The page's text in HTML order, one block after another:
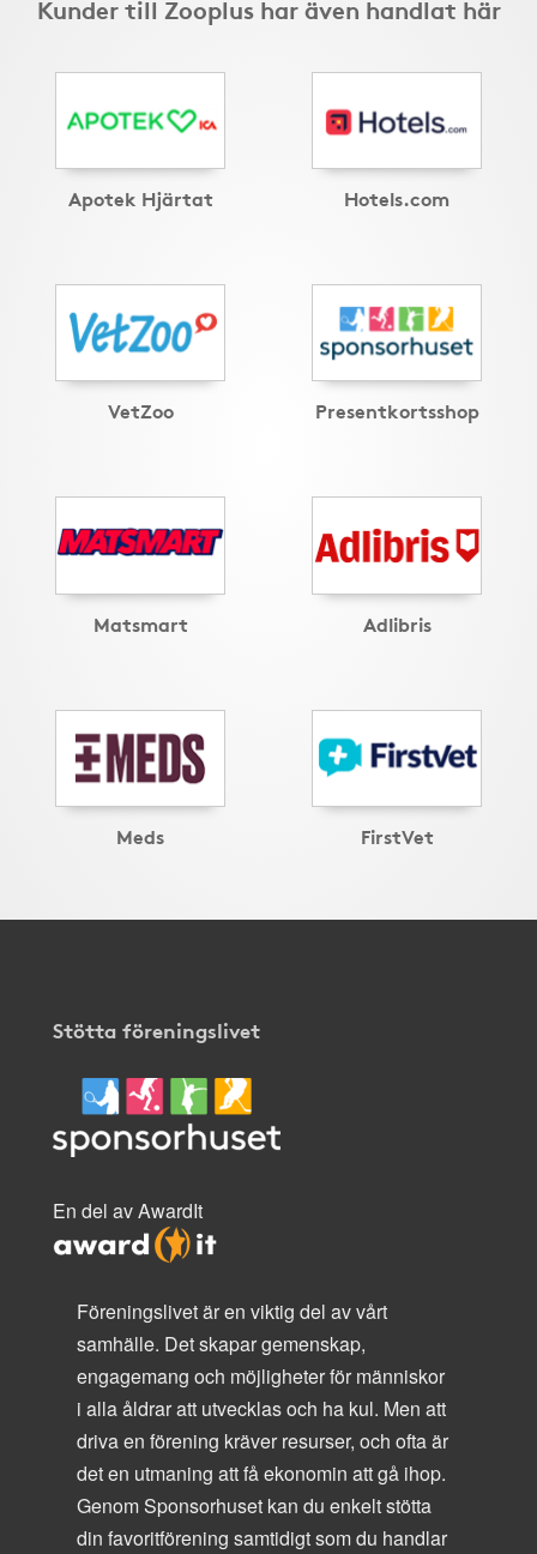
Kunder till Zooplus har även handlat här
Apotek Hjärtat Hotels.com
VetZoo Presentkortsshop
Matsmart Adlibris
Meds FirstVet
Stötta föreningslivet
En del av AwardIt
Föreningslivet är en viktig del av vårt
samhälle. Det skapar gemenskap,
engagemang och möjligheter för människor
i alla åldrar att utvecklas och ha kul. Men att
driva en förening kräver resurser, och ofta är
det en utmaning att få ekonomin att gå ihop.
Genom Sponsorhuset kan du enkelt stötta
din favoritförening samtidigt som du handlar